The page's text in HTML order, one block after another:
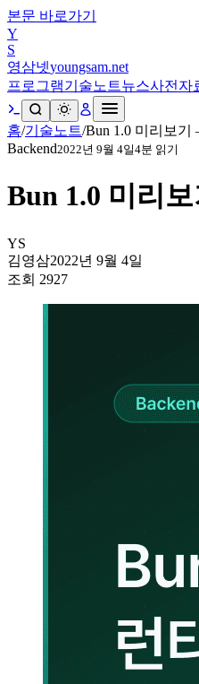
본문 바로가기
Y
S
영삼넷youngsam.net
프로그램기술노트뉴스사전 자
홈/기술노트/Bun 1.0 미리보기
Backend2022년 9월 4일4분 읽기
Bun 1.0 미리
YS
김영삼2022년 9월 4일
조회 2927